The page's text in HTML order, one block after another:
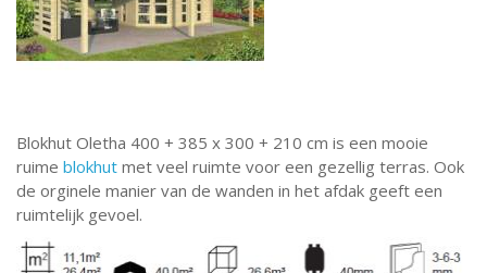
Blokhut Oletha 400 + 385 x 300 + 210 cm is een mooie
ruime blokhut met veel ruimte voor een gezellig terras. Ook
de orginele manier van de wanden in het afdak geeft een
ruimtelijk gevoel.